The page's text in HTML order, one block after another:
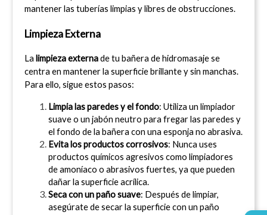
mantener las tuberías limpias y libres de obstrucciones.
Limpieza Externa
La limpieza externa de tu bañera de hidromasaje se
centra en mantener la superficie brillante y sin manchas.
Para ello, sigue estos pasos:
Limpia las paredes y el fondo: Utiliza un limpiador
suave o un jabón neutro para fregar las paredes y
el fondo de la bañera con una esponja no abrasiva.
Evita los productos corrosivos: Nunca uses
productos químicos agresivos como limpiadores
de amoníaco o abrasivos fuertes, ya que pueden
dañar la superficie acrílica.
Seca con un paño suave: Después de limpiar,
asegúrate de secar la superficie con un paño